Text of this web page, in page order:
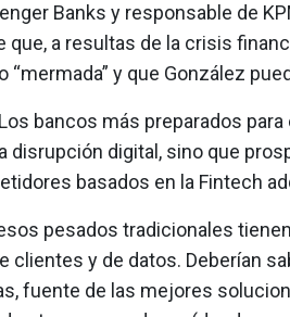
Banks y responsable de
que, a resultas de la crisis
“mermada” y que González
bancos más preparados
disrupción digital, sino que
basados en la Fintech
pesados tradicionales
clientes y de datos. Deberían
fuente de las mejores